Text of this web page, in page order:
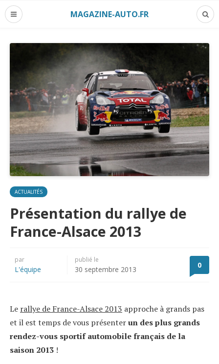
MAGAZINE-AUTO.FR
ACTUALITÉS
Présentation du rallye de
France-Alsace 2013
par
L'équipe
publié le
30 septembre 2013 0
Le rallye de France-Alsace 2013 approche à grands pas
et il est temps de vous présenterun des plus grands
rendez-vous sportif automobile français de la
saison 2013 !